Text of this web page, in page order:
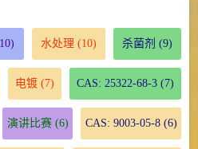
水处理 (10) 杀菌剂 (9)
电镀 (7) CAS: 25322-68-3 (7)
演讲比赛(6) CAS: 9003-05-8(6)